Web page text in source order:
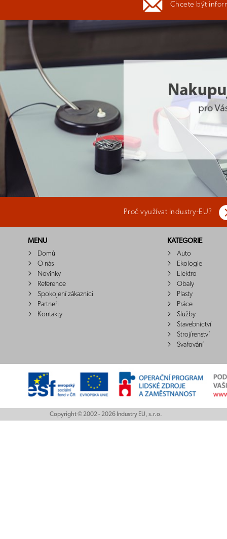
Chcete být
Proč využívat Industry-EU?
MENU
Domů
O nás
Novinky
Reference
Spokojení zákazníci
Partneři
Kontakty
KATEGORIE
Auto
Ekologie
Elektro
Obaly
Plasty
Práce
Služby
Stavebnictví
Strojírenství
Svařování
Copyright © 2002 - 2026 Industry EU, s.r.o.